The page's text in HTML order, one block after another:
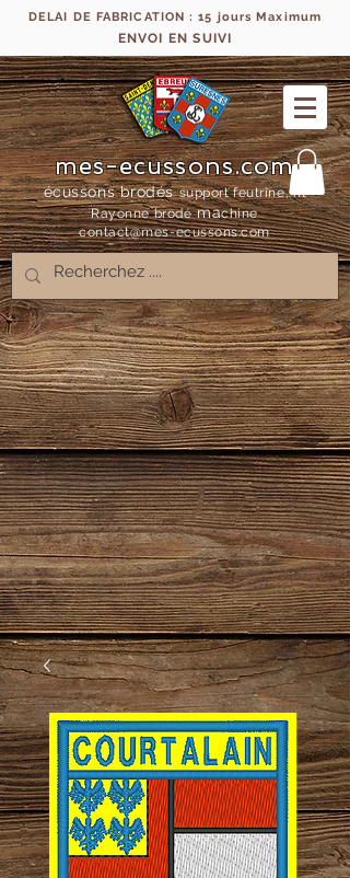
DELAI DE FABRICATION : 15 jours Maximum
ENVOI EN SUIVI
mes-ecussons.com
écussons brodés support feutrine, fil
Rayonne brodémachine
contact@mes-ecussons.com